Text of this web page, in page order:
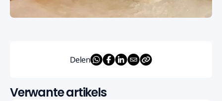
Delen
Verwante artikels